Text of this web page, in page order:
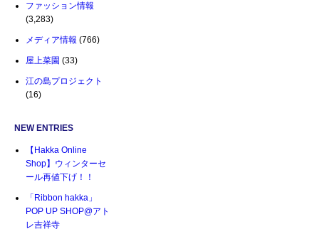
ファッション情報
(3,283)
メディア情報 (766)
屋上菜園 (33)
江の島プロジェクト
(16)
NEW ENTRIES
【Hakka Online
Shop】ウィンターセ
ール再値下げ！！
「Ribbon hakka」
POP UP SHOP@アト
レ吉祥寺